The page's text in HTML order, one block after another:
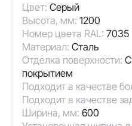
Цвет: Серый
Высота, мм: 1200
Номер цвета RAL: 7035
Материал: Сталь
Отделка поверхности:
покрытием
Подходит в качестве
Подходит в качестве
Ширина, мм: 600